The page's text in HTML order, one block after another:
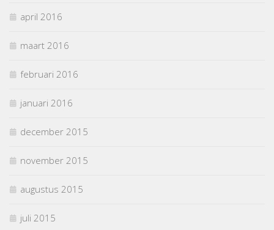
april 2016
maart 2016
februari 2016
januari 2016
december 2015
november 2015
augustus 2015
juli 2015